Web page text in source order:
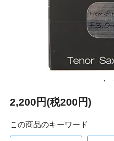
2,200円(税200円)
この商品のキーワード